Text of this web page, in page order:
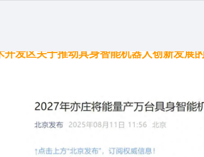
发区关于推动具身智能机器人创新发展